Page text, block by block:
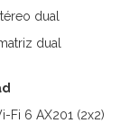
dual
dual
Fi 6 AX201 (2x2)